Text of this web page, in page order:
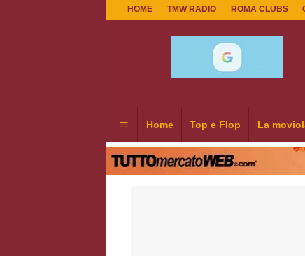
HOME TMW RADIO ROMA CLUBS
Home Top e Flop La